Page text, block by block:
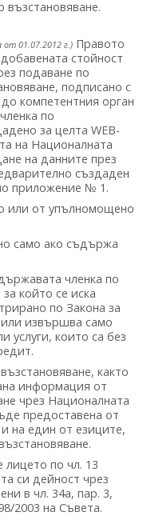
от 01.07.2012 г.) Правото
стойност
подаване по
подписано с
компетентния орган
по
за целта WEB-
на Националната
на данните през
създаден
приложение № 1.
или от упълномощено
само ако съдържа
членка по
който се иска
по Закона за
извършва само
услуги, които са без
както
информация от
чрез Националната
предоставена от
на един от езиците,
лицето по чл. 13
си дейност чрез
в чл. 34а, пар. 3,
2003 на Съвета.